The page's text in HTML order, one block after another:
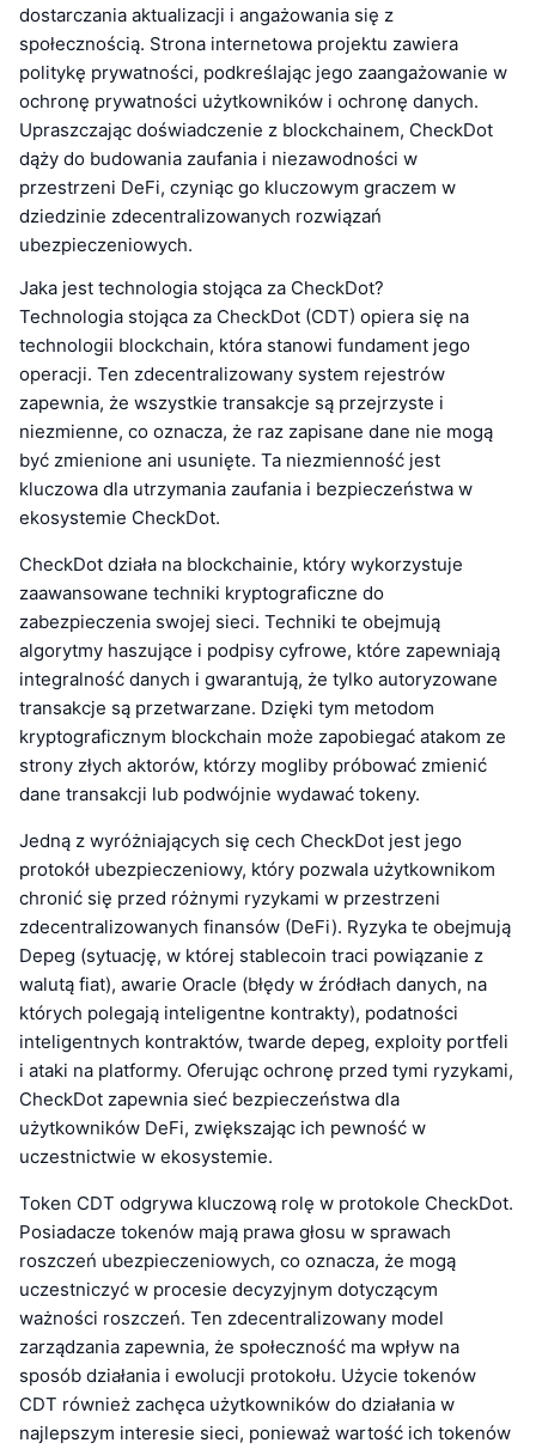
dostarczania aktualizacji i angażowania się z
społecznością. Strona internetowa projektu zawiera
politykę prywatności, podkreślając jego zaangażowanie w
ochronę prywatności użytkowników i ochronę danych.
Upraszczając doświadczenie z blockchainem, CheckDot
dąży do budowania zaufania i niezawodności w
przestrzeni DeFi, czyniąc go kluczowym graczem w
dziedzinie zdecentralizowanych rozwiązań
ubezpieczeniowych.
Jaka jest technologia stojąca za CheckDot?
Technologia stojąca za CheckDot (CDT) opiera się na
technologii blockchain, która stanowi fundament jego
operacji. Ten zdecentralizowany system rejestrów
zapewnia, że wszystkie transakcje są przejrzyste i
niezmienne, co oznacza, że raz zapisane dane nie mogą
być zmienione ani usunięte. Ta niezmienność jest
kluczowa dla utrzymania zaufania i bezpieczeństwa w
ekosystemie CheckDot.
CheckDot działa na blockchainie, który wykorzystuje
zaawansowane techniki kryptograficzne do
zabezpieczenia swojej sieci. Techniki te obejmują
algorytmy haszujące i podpisy cyfrowe, które zapewniają
integralność danych i gwarantują, że tylko autoryzowane
transakcje są przetwarzane. Dzięki tym metodom
kryptograficznym blockchain może zapobiegać atakom ze
strony złych aktorów, którzy mogliby próbować zmienić
dane transakcji lub podwójnie wydawać tokeny.
Jedną z wyróżniających się cech CheckDot jest jego
protokół ubezpieczeniowy, który pozwala użytkownikom
chronić się przed różnymi ryzykami w przestrzeni
zdecentralizowanych finansów (DeFi). Ryzyka te obejmują
Depeg (sytuację, w której stablecoin traci powiązanie z
walutą fiat), awarie Oracle (błędy w źródłach danych, na
których polegają inteligentne kontrakty), podatności
inteligentnych kontraktów, twarde depeg, exploity portfeli
i ataki na platformy. Oferując ochronę przed tymi ryzykami,
CheckDot zapewnia sieć bezpieczeństwa dla
użytkowników DeFi, zwiększając ich pewność w
uczestnictwie w ekosystemie.
Token CDT odgrywa kluczową rolę w protokole CheckDot.
Posiadacze tokenów mają prawa głosu w sprawach
roszczeń ubezpieczeniowych, co oznacza, że mogą
uczestniczyć w procesie decyzyjnym dotyczącym
ważności roszczeń. Ten zdecentralizowany model
zarządzania zapewnia, że społeczność ma wpływ na
sposób działania i ewolucji protokołu. Użycie tokenów
CDT również zachęca użytkowników do działania w
najlepszym interesie sieci, ponieważ wartość ich tokenów